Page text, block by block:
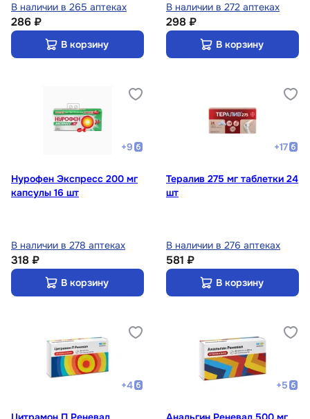
В наличии в 265 аптеках
286 ₽
В корзину
В наличии в 272 аптеках
298 ₽
В корзину
+9
Нурофен Экспресс 200 мг
капсулы 16 шт
В наличии в 278 аптеках
318 ₽
В корзину
+17
Тералив 275 мг таблетки 24
шт
В наличии в 276 аптеках
581 ₽
В корзину
+4 +5